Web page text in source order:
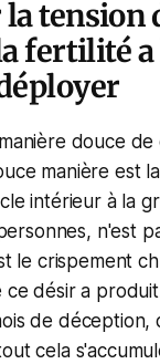
tension
fertilité a
manière douce
manière est
intérieur à la
n'est
le crispement
désir a
de déception,
cela